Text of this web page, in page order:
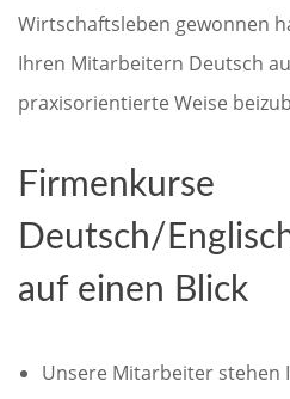
Wirtschaftsleben gewonnen
Ihren Mitarbeitern Deutsch
praxisorientierte Weise
Firmenkurse
Deutsch/
auf einen Blick
Unsere Mitarbeiter stehen